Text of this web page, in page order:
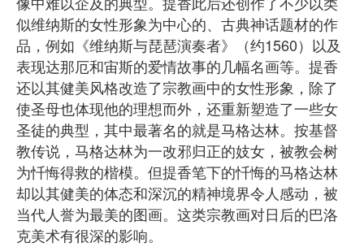
似维纳斯的女性形象为中心的、古典神话题材的作
品，例如《维纳斯与琵琶演奏者》（约1560）以及
表现达那厄和宙斯的爱情故事的几幅名画等。提香
还以其健美风格改造了宗教画中的女性形象，除了
使圣母也体现他的理想而外，还重新塑造了一些女
圣徒的典型，其中最著名的就是马格达林。按基督
教传说，马格达林为一改邪归正的妓女，被教会树
为忏悔得救的楷模。但提香笔下的忏悔的马格达林
却以其健美的体态和深沉的精神境界令人感动，被
当代人誉为最美的图画。这类宗教画对日后的巴洛
克美术有很深的影响。